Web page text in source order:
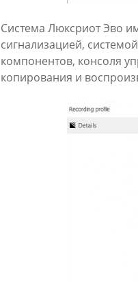
Система Люксриот Эво
сигнализацией,
компонентов, консоля
копирования и